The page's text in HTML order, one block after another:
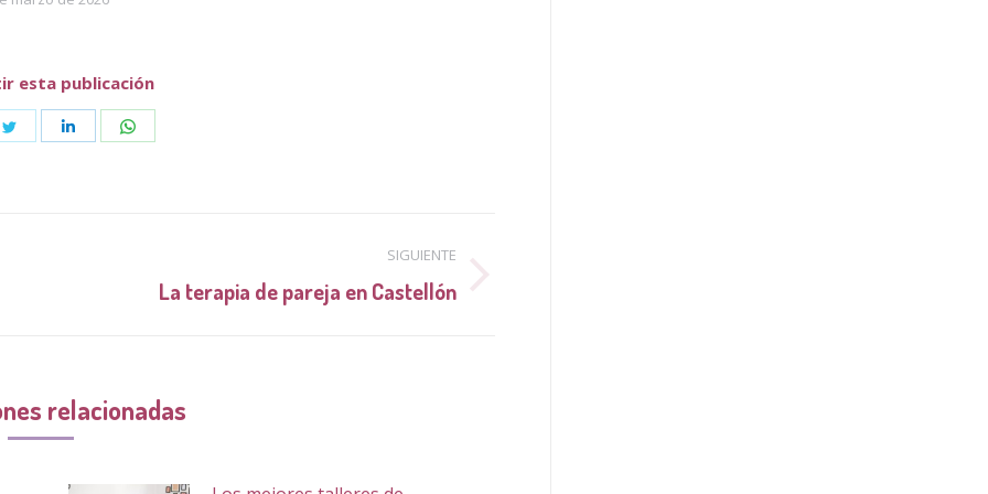
esta publicación
Share
Share Share
SIGUIENTE
PublicaciónLa terapia de pareja en Castellón
relacionadas